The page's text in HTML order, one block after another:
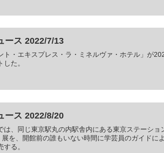
ース 2022/7/13
ト・エキスプレス・ラ・ミネルヴァ・ホテル」が
た。
ース 2022/8/20
は、同じ東京駅丸の内駅舎内にある東京ステーショ
を、開館前の誰もいない時間に学芸員のガイドに
る。